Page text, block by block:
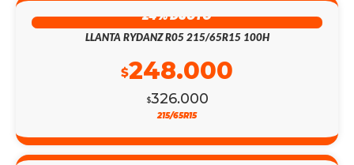
24% DSCTO
LLANTA RYDANZ R05 215/65R15 100H
$326.000
$248.000
215/65R15